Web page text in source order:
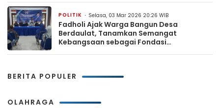
POLITIK Selasa, 03 Mar 2026 20:26 WIB
Fadholi Ajak Warga Bangun Desa
Berdaulat, Tanamkan Semangat
Kebangsaan sebagai Fondasi
BERITA POPULER
OLAHRAGA